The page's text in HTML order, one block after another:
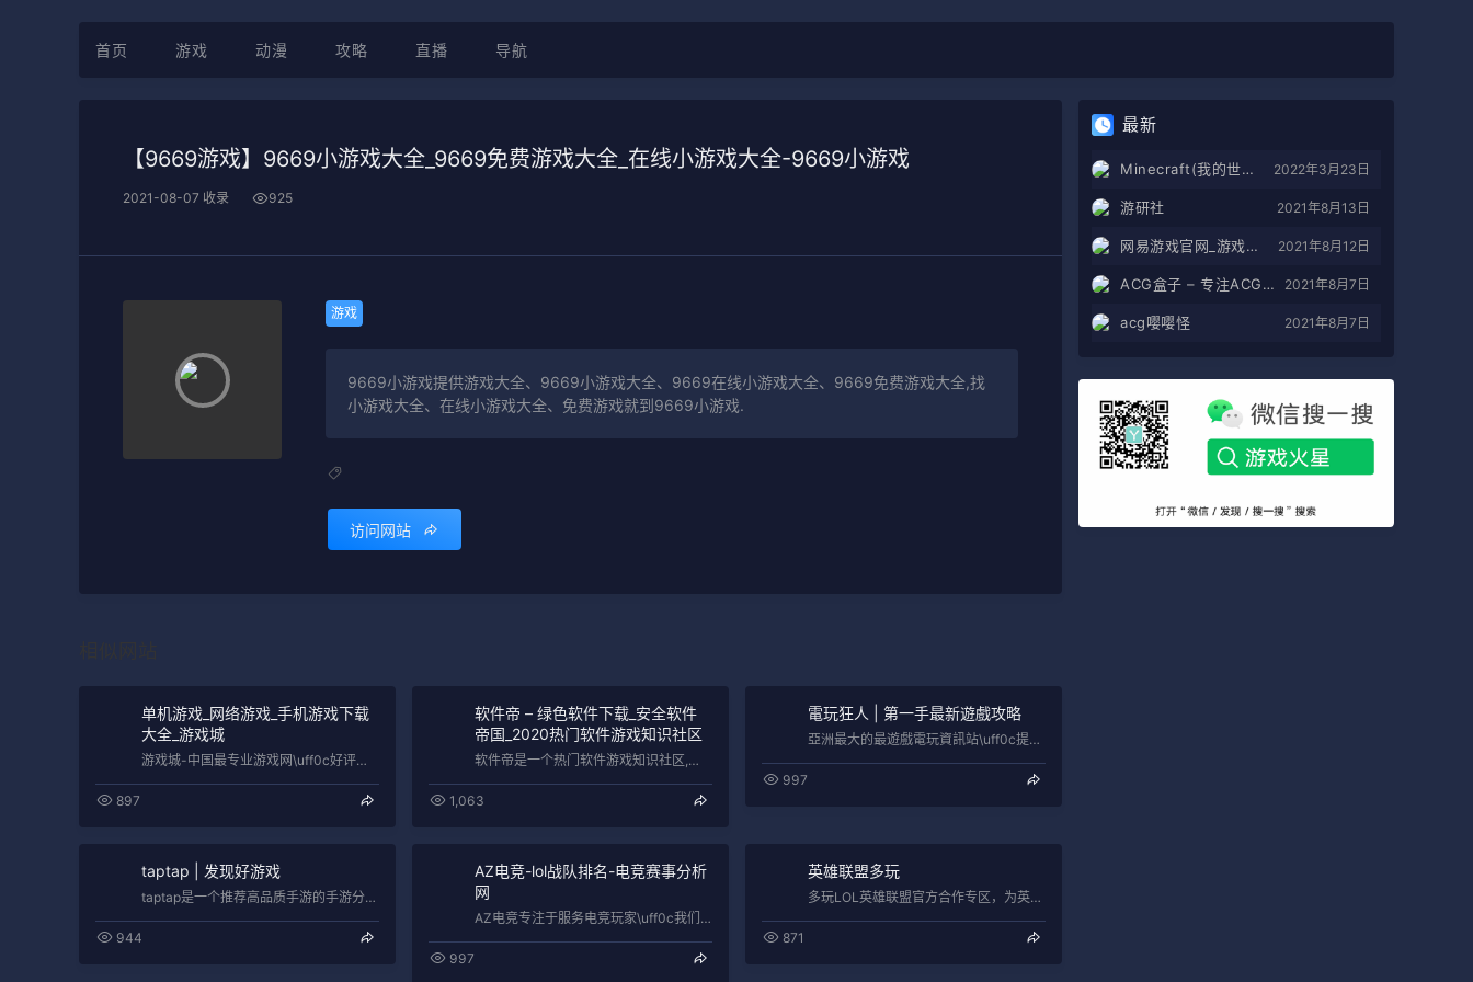
首页 游戏 动漫 攻略 直播 导航
【9669游戏】9669小游戏大全_9669免费游戏大全_在线小游戏大全-9669小游戏
2021-08-07 收录 925
游戏
9669小游戏提供游戏大全、9669小游戏大全、9669在线小游戏大全、9669免费游戏大全,找
小游戏大全、在线小游戏大全、免费游戏就到9669小游戏.
访问网站
单机游戏_网络游戏_手机游戏下载
大全_游戏城
游戏城-中国最专业游戏网\uff0c好评率94%;提供单机游戏、网络游戏、网页游戏下载服务\uff0c拥有丰富的游戏攻略资料、补丁、…
897
软件帝 – 绿色软件下载_安全软件
帝国_2020热门软件游戏知识社区
软件帝是一个热门软件游戏知识社区,提供常用电脑、手机、电视TV等绿色软件安全下载 \uff0c还汇聚了大量软件、应用、游戏等知识\u…
1,063
電玩狂人 | 第一手最新遊戲攻略
亞洲最大的最遊戲電玩資訊站\uff0c提供全方位各式各樣的電玩攻略、密技\uff0c包含PS4、XboxONE、Switch、NS、…
997
taptap | 发现好游戏
taptap是一个推荐高品质手游的手游分享社区，实时同步全球各大应用市场游戏排行榜，与全球玩家共同交流并发掘高品质手游。每一款推荐游…
944
AZ电竞-lol战队排名-电竞赛事分析
网
AZ电竞专注于服务电竞玩家\uff0c我们是纯粹的游戏竞技社区\uff0c致力于为电竞玩家提供电竞数据及内容解读。
997
英雄联盟多玩
多玩LOL英雄联盟官方合作专区，为英雄联盟玩家提供英雄联盟攻略、战斗力查询、英雄皮肤以及LOL视频截图、客户端下载等信息，更多LOL…
871
最新
Minecraft(我的世界)苦力怕论坛 2022年3月23日
游研社 2021年8月13日
网易游戏官网_游戏热爱者 2021年8月12日
ACG盒子 – 专注ACG的导航盒子 2021年8月7日
acg嘤嘤怪 2021年8月7日